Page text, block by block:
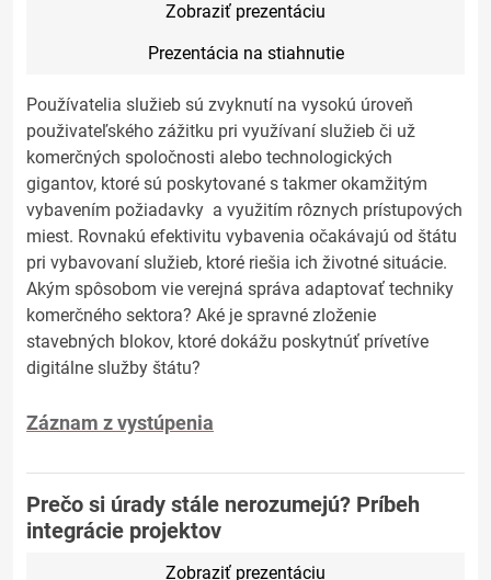
Zobraziť prezentáciu
Prezentácia na stiahnutie
Používatelia služieb sú zvyknutí na vysokú úroveň
použivateľského zážitku pri využívaní služieb či už
komerčných spoločnosti alebo technologických
gigantov, ktoré sú poskytované s takmer okamžitým
vybavením požiadavky a využitím rôznych prístupových
miest. Rovnakú efektivitu vybavenia očakávajú od štátu
pri vybavovaní služieb, ktoré riešia ich životné situácie.
Akým spôsobom vie verejná správa adaptovať techniky
komerčného sektora? Aké je spravné zloženie
stavebných blokov, ktoré dokážu poskytnúť prívetíve
digitálne služby štátu?
Záznam z vystúpenia
Prečo si úrady stále nerozumejú? Príbeh
integrácie projektov
Zobraziť prezentáciu